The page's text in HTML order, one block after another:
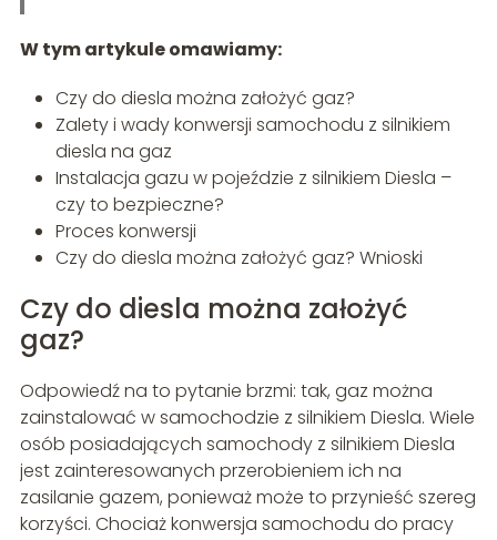
W tym artykule omawiamy:
Czy do diesla można założyć gaz?
Zalety i wady konwersji samochodu z silnikiem
diesla na gaz
Instalacja gazu w pojeździe z silnikiem Diesla –
czy to bezpieczne?
Proces konwersji
Czy do diesla można założyć gaz? Wnioski
Czy do diesla można założyć
gaz?
Odpowiedź na to pytanie brzmi: tak, gaz można
zainstalować w samochodzie z silnikiem Diesla. Wiele
osób posiadających samochody z silnikiem Diesla
jest zainteresowanych przerobieniem ich na
zasilanie gazem, ponieważ może to przynieść szereg
korzyści. Chociaż konwersja samochodu do pracy